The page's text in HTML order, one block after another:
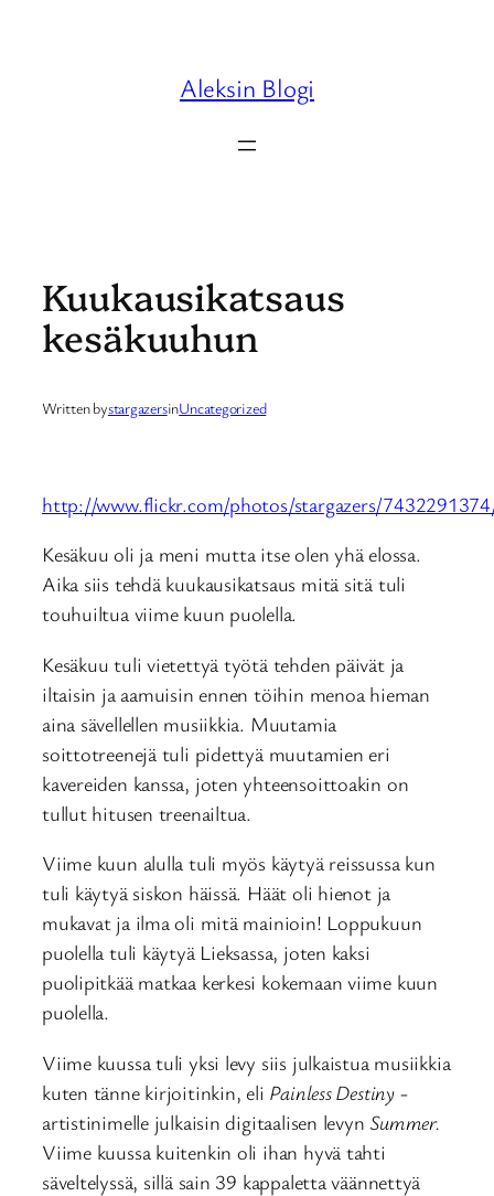
Aleksin Blogi
Kuukausikatsaus
kesäkuuhun
Written bystargazersinUncategorized
http://www.flickr.com/photos/stargazers/
Kesäkuu oli ja meni mutta itse olen yhä elossa.
Aika siis tehdä kuukausikatsaus mitä sitä tuli
touhuiltua viime kuun puolella.
Kesäkuu tuli vietettyä työtä tehden päivät ja
iltaisin ja aamuisin ennen töihin menoa hieman
aina sävellellen musiikkia. Muutamia
soittotreenejä tuli pidettyä muutamien eri
kavereiden kanssa, joten yhteensoittoakin on
tullut hitusen treenailtua.
Viime kuun alulla tuli myös käytyä reissussa kun
tuli käytyä siskon häissä. Häät oli hienot ja
mukavat ja ilma oli mitä mainioin! Loppukuun
puolella tuli käytyä Lieksassa, joten kaksi
puolipitkää matkaa kerkesi kokemaan viime kuun
puolella.
Viime kuussa tuli yksi levy siis julkaistua musiikkia
kuten tänne kirjoitinkin, eli Painless Destiny-
artistinimelle julkaisin digitaalisen levynSummer.
Viime kuussa kuitenkin oli ihan hyvä tahti
säveltelyssä, sillä sain 39 kappaletta väännettyä